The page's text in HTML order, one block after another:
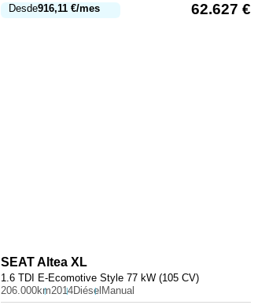
Desde916,11 €/mes 62.627 €
SEATAltea XL
1.6 TDI E-Ecomotive Style 77 kW (105 CV)
206.000km2014DiéselManual